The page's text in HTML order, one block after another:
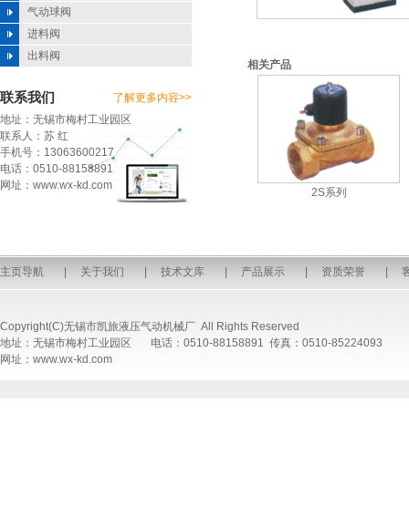
气动球阀
进料阀
出料阀
联系我们
了解更多内容>>
地址：无锡市梅村工业园区
联系人：苏 红
手机号：13063600217
电话：0510-88158891
网址：www.wx-kd.com
相关产品
2S系列
主页导航 关于我们 技术文库 产品展示 资质荣誉
Copyright(C)无锡市凯旅液压气动机械厂 All Rights Reserved
地址：无锡市梅村工业园区 电话：0510-88158891 传真：0510-85224093
网址：www.wx-kd.com